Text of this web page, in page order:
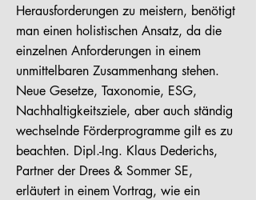
Herausforderungen zu meistern, benötigt
man einen holistischen Ansatz, da die
einzelnen Anforderungen in einem
unmittelbaren Zusammenhang stehen.
Neue Gesetze, Taxonomie, ESG,
Nachhaltigkeitsziele, aber auch ständig
wechselnde Förderprogramme gilt es zu
beachten. Dipl.-Ing. Klaus Dederichs,
Partner der Drees & Sommer SE,
erläutert in einem Vortrag, wie ein